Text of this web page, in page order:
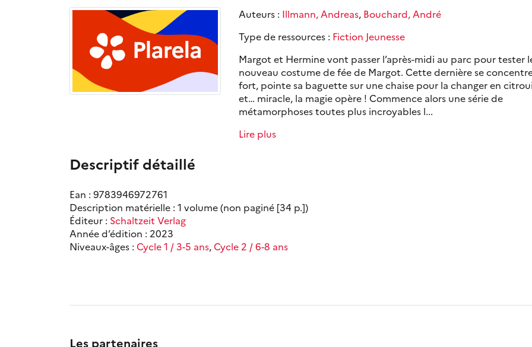
Auteurs : Illmann, Andreas, Bouchard, André
Type de ressources : Fiction Jeunesse
Margot et Hermine vont passer l’après-midi au parc pour tester
nouveau costume de fée de Margot. Cette dernière se
fort, pointe sa baguette sur une chaise pour la changer en
et… miracle, la magie opère ! Commence alors une série de
métamorphoses toutes plus incroyables l...
Lire plus
Descriptif détaillé
Ean : 9783946972761
Description matérielle : 1 volume (non paginé [34 p.])
Éditeur : Schaltzeit Verlag
Année d’édition : 2023
Niveaux-âges : Cycle 1 / 3-5 ans,Cycle 2 / 6-8 ans
Les partenaires